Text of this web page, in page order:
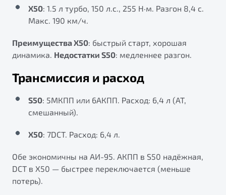
X50: 1.5 л турбо, 150 л.с., 255 Н·м. Разгон 8,4 с.
Макс. 190 км/ч.
Преимущества X50: быстрый старт, хорошая
динамика. Недостатки S50: медленнее разгон.
Трансмиссия и расход
S50: 5МКПП или 6АКПП. Расход: 6,4 л (АТ,
смешанный).
X50: 7DCT. Расход: 6,4 л.
Обе экономичны на АИ-95. АКПП в S50 надёжная,
DCT в X50 — быстрее переключается (меньше
потерь).